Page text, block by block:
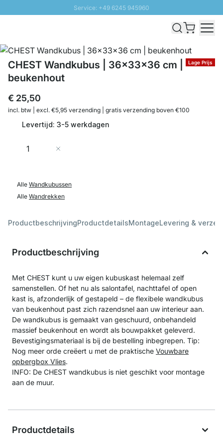
Service: +49 6245 945960
Snelle levering - Gratis verzending vanaf €100
SUNNY SALE: Tot 20% korting
Lage Prijs
CHEST Wandkubus | 36x33x36 cm |
beukenhout
€ 25,50
incl. btw | excl. €5,95 verzending | gratis verzending boven €100
Levertijd: 3-5 werkdagen
Aantal
Alle Wandkubussen
Alle Wandrekken
ProductbeschrijvingProductdetailsMontageLevering &
Productbeschrijving
Met CHEST kunt u uw eigen kubuskast helemaal zelf
samenstellen. Of het nu als salontafel, nachttafel of open
kast is, afzonderlijk of gestapeld – de flexibele wandkubus
van beukenhout past zich razendsnel aan uw interieur aan.
De wandkubus is gemaakt van geschuurd, onbehandeld
massief beukenhout en wordt als bouwpakket geleverd.
Bevestigingsmateriaal is bij de bestelling inbegrepen. Tip:
Nog meer orde creëert u met de praktische Vouwbare
opbergbox Vlies.
INFO: De CHEST wandkubus is niet geschikt voor montage
aan de muur.
Productdetails